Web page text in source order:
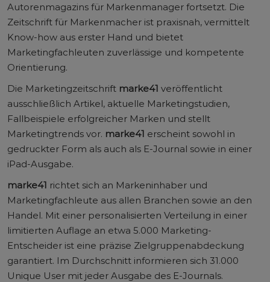
Autorenmagazins für Markenmanager fortsetzt. Die
Zeitschrift für Markenmacher ist praxisnah, vermittelt
Know-how aus erster Hand und bietet
Marketingfachleuten zuverlässige und kompetente
Orientierung.
Die Marketingzeitschrift marke41 veröffentlicht
ausschließlich Artikel, aktuelle Marketingstudien,
Fallbeispiele erfolgreicher Marken und stellt
Marketingtrends vor. marke41 erscheint sowohl in
gedruckter Form als auch als E-Journal sowie in einer
iPad-Ausgabe.
marke41 richtet sich an Markeninhaber und
Marketingfachleute aus allen Branchen sowie an den
Handel. Mit einer personalisierten Verteilung in einer
limitierten Auflage an etwa 5.000 Marketing-
Entscheider ist eine präzise Zielgruppenabdeckung
garantiert. Im Durchschnitt informieren sich 31.000
Unique User mit jeder Ausgabe des E-Journals.